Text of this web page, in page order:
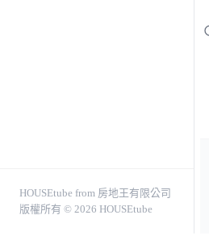
HOUSEtube from 房地王有限公司
版權所有 © 2026 HOUSEtube